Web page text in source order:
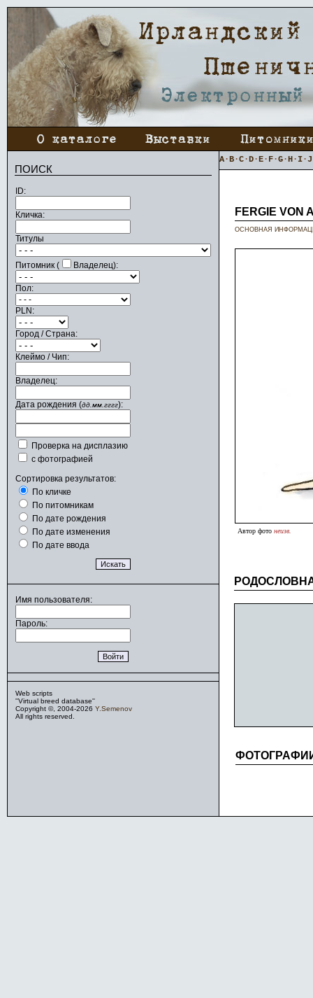
ПОИСК
ID:
Кличка:
Титулы
Питомник ( Владелец):
Пол:
PLN:
Город / Страна:
Клеймо / Чип:
Владелец:
Дата рождения (дд.мм.гггг):
Проверка на дисплазию
с фотографией
Сортировка результатов:
По кличке
По питомникам
По дате рождения
По дате изменения
По дате ввода
Имя пользователя:
Пароль:
Web scripts
''Virtual breed database''
Copyright ©, 2004-2026 Y.Semenov
All rights reserved.
A·B·C·D·E· F·G·H· I·J
FERGIE VON
ОСНОВНАЯ
Автор фото неизв.